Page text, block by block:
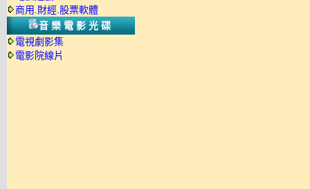
商用.財經.股票軟體
音樂電影光碟
電視劇影集
電影院線片